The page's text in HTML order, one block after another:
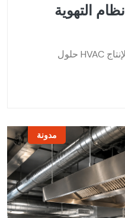
التهوية
مدونة